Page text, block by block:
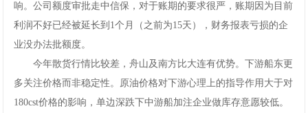
响。公司额度审批走中信保，对于账期的要求很严，账期因为目前
利润不好已经被延长到1个月（之前为15天），财务报表亏损的企
业没办法批额度。
今年散货行情比较差，舟山及南方比大连有优势。下游船东更
多关注价格而非稳定性。原油价格对下游心理上的指导作用大于对
180cst价格的影响，单边深跌下中游船加注企业做库存意愿较低。